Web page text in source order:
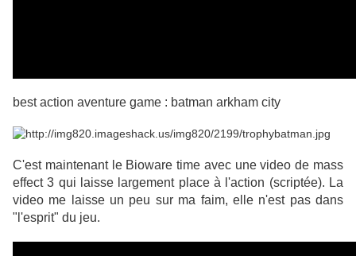
best action aventure game : batman arkham city
C'est maintenant le Bioware time avec une video de mass
effect 3 qui laisse largement place à l'action (scriptée). La
video me laisse un peu sur ma faim, elle n'est pas dans
"l'esprit" du jeu.